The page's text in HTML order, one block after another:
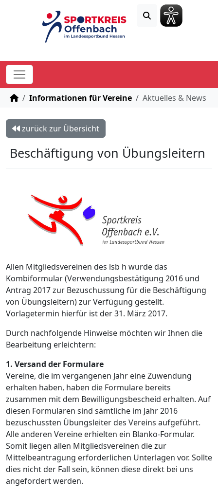
STARTSEITE
Informationen für Vereine Aktuelles & News
zurück zur Übersicht
Beschäftigung von Übungsleitern
Allen Mitgliedsvereinen des lsb h wurde das
Kombiformular (Verwendungsbestätigung 2016 und
Antrag 2017 zur Bezuschussung für die Beschäftigung
von Übungsleitern) zur Verfügung gestellt.
Vorlagetermin hierfür ist der 31. März 2017.
Durch nachfolgende Hinweise möchten wir Ihnen die
Bearbeitung erleichtern:
1. Versand der Formulare
Vereine, die im vergangenen Jahr eine Zuwendung
erhalten haben, haben die Formulare bereits
zusammen mit dem Bewilligungsbescheid erhalten. Auf
diesen Formularen sind sämtliche im Jahr 2016
bezuschussten Übungsleiter des Vereins aufgeführt.
Alle anderen Vereine erhielten ein Blanko-Formular.
Somit liegen allen Mitgliedsvereinen die zur
Mittelbeantragung erforderlichen Unterlagen vor. Sollte
dies nicht der Fall sein, können diese direkt bei uns
angefordert werden.